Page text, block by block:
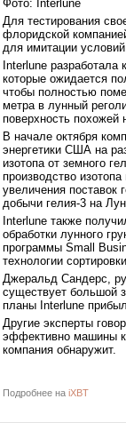
Фото: Interlune
Для тестирования
флоридской
для имитации
Interlune
которые ожидается
чтобы полностью
метра в лунный
поверхность похожей
В начале октября
энергетики США на
изотопа от земного
производство
увеличения поставок
добычи гелия-3 на
Interlune также
обработки лунного
программы Small
технологии
Джеральд Сандерс,
существует большой
планы Interlune
Другие эксперты
эффективно машины
компания обнаружит.
Подробнее на iXBT